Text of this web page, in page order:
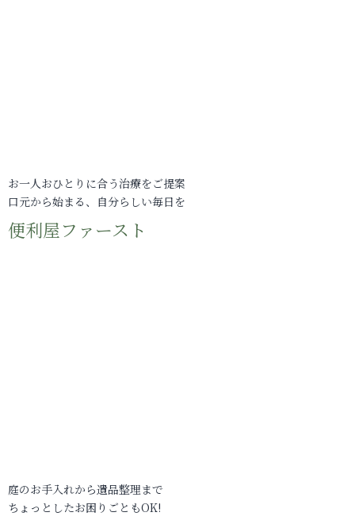
お一人おひとりに合う治療をご提案
口元から始まる、自分らしい毎日を
便利屋ファースト
庭のお手入れから遺品整理まで
ちょっとしたお困りごともOK!